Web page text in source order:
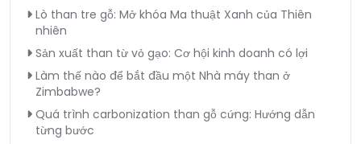
Lò than tre gỗ: Mở khóa Ma thuật Xanh của Thiên
nhiên
Sản xuất than từ vỏ gạo: Cơ hội kinh doanh có lợi
Làm thế nào để bắt đầu một Nhà máy than ở
Zimbabwe?
Quá trình carbonization than gỗ cứng: Hướng dẫn
từng bước